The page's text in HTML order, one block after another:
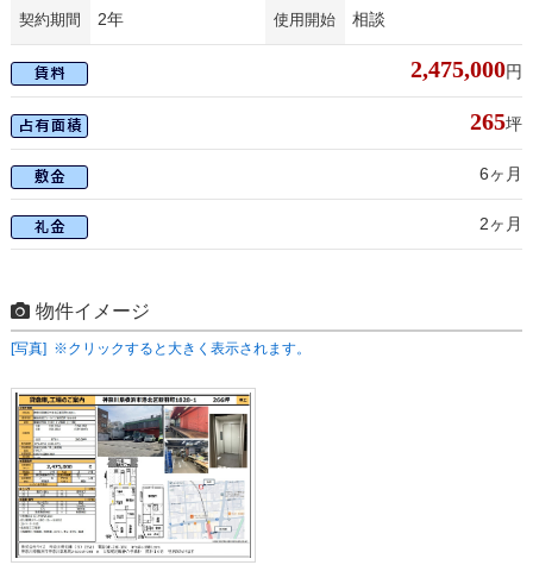
契約期間 2年 使用開始 相談
2,475,000円
265坪
6ヶ月
2ヶ月
物件イメージ
[写真] ※クリックすると大きく表示されます。